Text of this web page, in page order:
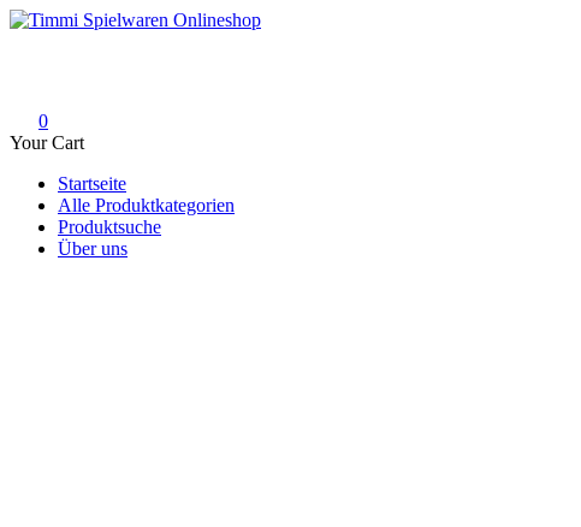
Skip
0
Your Cart
Startseite
Alle Produktkategorien
Produktsuche
Über uns